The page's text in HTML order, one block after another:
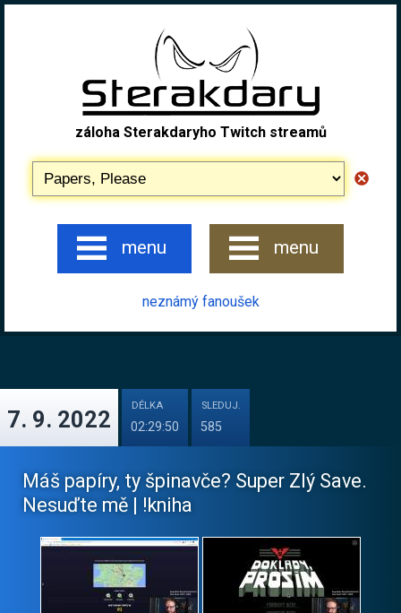
záloha Sterakdaryho Twitch streamů
menu menu
neznámý fanoušek
7. 9. 2022
DÉLKA
02:29:50
SLEDUJ.
585
Máš papíry, ty špinavče? Super Zlý Save.
Nesuďte mě | !kniha